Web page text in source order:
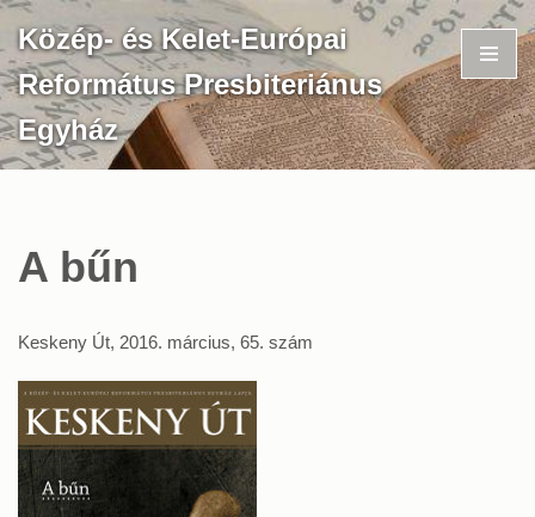
Skip
to
content
Közép- és Kelet-Európai
Református Presbiteriánus
Egyház
A bűn
Keskeny Út, 2016. március, 65. szám